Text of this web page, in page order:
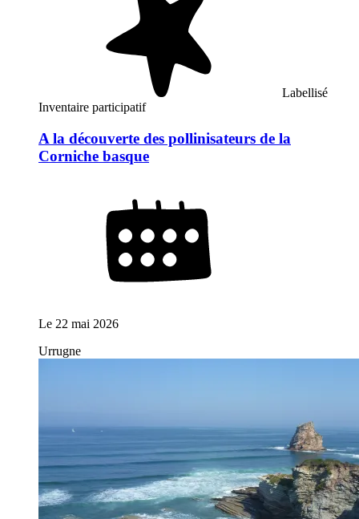
Labellisé
Inventaire participatif
A la découverte des pollinisateurs de la
Corniche basque
Le 22 mai 2026
Urrugne